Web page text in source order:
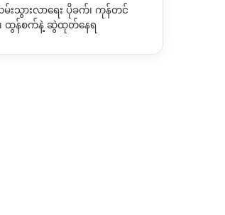
မ်းသွားလာရေး ပိုခက်၊ ကုန်တင်
ထွန်စက်နဲ့ ဆွဲထုတ်နေရ